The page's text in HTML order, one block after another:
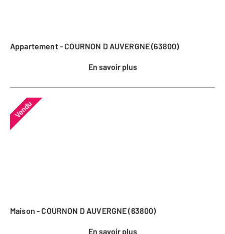
Appartement - COURNON D AUVERGNE (63800)
En savoir plus
Vendu
Maison - COURNON D AUVERGNE (63800)
En savoir plus